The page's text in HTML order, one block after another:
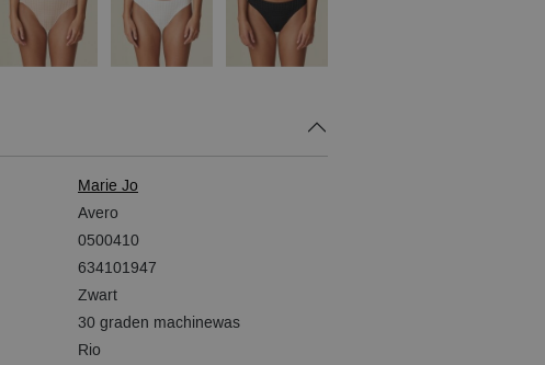
Marie Jo
Avero
0500410
634101947
Zwart
30 graden machinewas
Rio